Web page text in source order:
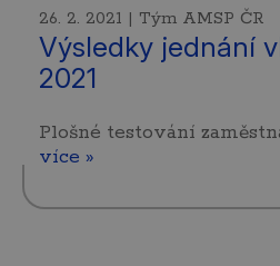
26. 2. 2021 | Tým AMSP ČR
Výsledky jednání
2021
Plošné testování
více »